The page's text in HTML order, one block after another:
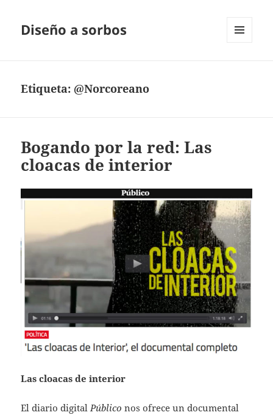
Diseño a sorbos
Etiqueta: @Norcoreano
Bogando por la red: Las
cloacas de interior
Las cloacas de interior
El diario digitalPúblico nos ofrece un documental